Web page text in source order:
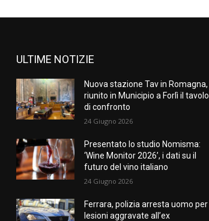
ULTIME NOTIZIE
Nuova stazione Tav in Romagna,
riunito in Municipio a Forlì il tavolo
di confronto
24 Giugno 2026
Presentato lo studio Nomisma:
‘Wine Monitor 2026’, i dati su il
futuro del vino italiano
24 Giugno 2026
Ferrara, polizia arresta uomo per
lesioni aggravate all’ex